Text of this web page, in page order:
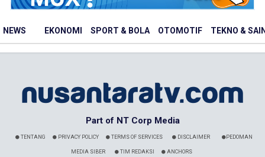
NEWS EKONOMI SPORT & BOLA OTOMOTIF TEKNO &
Part of NT Corp Media
TENTANG PRIVACY POLICY TERMS OF SERVICES DISCLAIMER PEDOMAN
MEDIA SIBER TIM REDAKSI ANCHORS